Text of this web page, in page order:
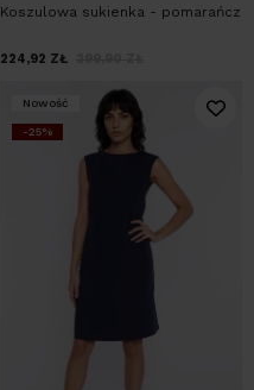
Koszulowa sukienka - pomarańcz
224,92 ZŁ
Nowość
-25%